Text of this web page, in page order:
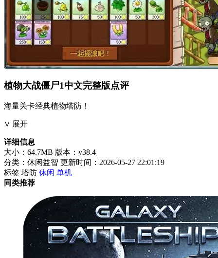
植物大战僵尸1中文完整版点评
海量关卡经典植物塔防！
∨ 展开
详细信息
大小：64.7MB 版本：v38.4
分类：休闲益智 更新时间：2026-05-27 22:01:19
标签 塔防 休闲 单机
同类推荐